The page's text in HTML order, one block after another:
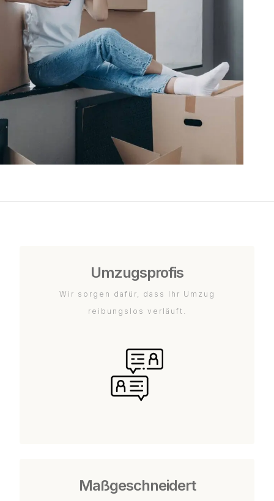
Umzugsprofis
Wir sorgen dafür, dass Ihr Umzug
reibungslos verläuft.
Maßgeschneidert